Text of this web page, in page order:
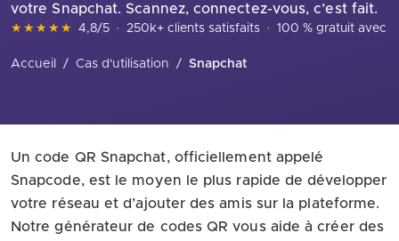
votre Snapchat. Scannez, connectez-vous, c’est fait.
★★★★★ 4,8/5 · 250k+ clients satisfaits · 100 % gratuit avec
Accueil / Cas d'utilisation / Snapchat
Un code QR Snapchat, officiellement appelé
Snapcode, est le moyen le plus rapide de développer
votre réseau et d’ajouter des amis sur la plateforme.
Notre générateur de codes QR vous aide à créer des